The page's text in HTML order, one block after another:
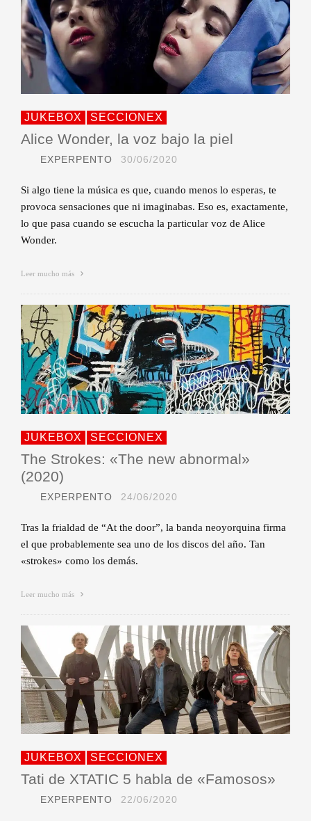
JUKEBOX SECCIONEX
Alice Wonder, la voz bajo la piel
EXPERPENTO 30/06/2020
Si algo tiene la música es que, cuando menos lo esperas, te
provoca sensaciones que ni imaginabas. Eso es, exactamente,
lo que pasa cuando se escucha la particular voz de Alice
Wonder.
Leer mucho más
JUKEBOX SECCIONEX
The Strokes: «The new abnormal»
(2020)
EXPERPENTO 24/06/2020
Tras la frialdad de “At the door”, la banda neoyorquina firma
el que probablemente sea uno de los discos del año. Tan
«strokes» como los demás.
Leer mucho más
JUKEBOX SECCIONEX
Tati de XTATIC 5 habla de «Famosos»
EXPERPENTO 22/06/2020